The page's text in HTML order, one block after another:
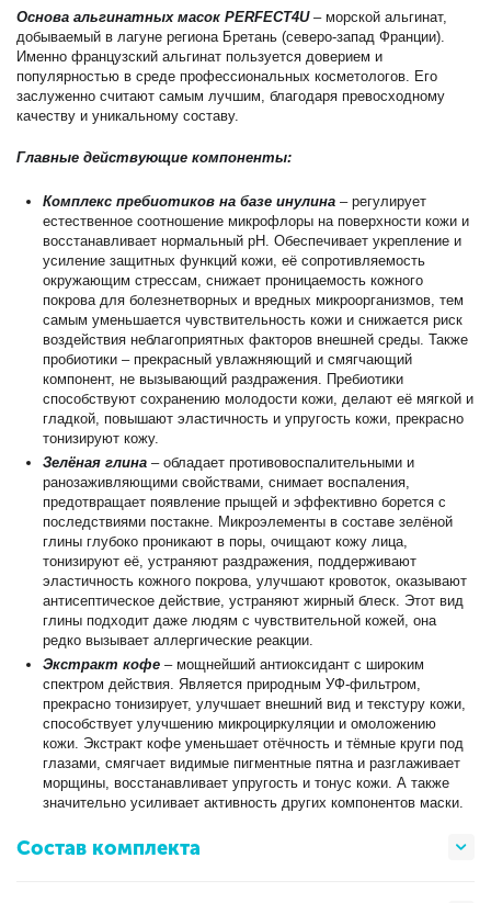
Основа альгинатных масок PERFECT4U– морской альгинат,
добываемый в лагуне региона Бретань (северо-запад Франции).
Именно французский альгинат пользуется доверием и
популярностью в среде профессиональных косметологов. Его
заслуженно считают самым лучшим, благодаря превосходному
качеству и уникальному составу.
Главные действующие компоненты:
Комплекс пребиотиков на базе инулина – регулирует
естественное соотношение микрофлоры на поверхности кожи и
восстанавливает нормальный рН. Обеспечивает укрепление и
усиление защитных функций кожи, её сопротивляемость
окружающим стрессам, снижает проницаемость кожного
покрова для болезнетворных и вредных микроорганизмов, тем
самым уменьшается чувствительность кожи и снижается риск
воздействия неблагоприятных факторов внешней среды. Также
пробиотики – прекрасный увлажняющий и смягчающий
компонент, не вызывающий раздражения. Пребиотики
способствуют сохранению молодости кожи, делают её мягкой и
гладкой, повышают эластичность и упругость кожи, прекрасно
тонизируют кожу.
Зелёная глина – обладает противовоспалительными и
ранозаживляющими свойствами, снимает воспаления,
предотвращает появление прыщей и эффективно борется с
последствиями постакне. Микроэлементы в составе зелёной
глины глубоко проникают в поры, очищают кожу лица,
тонизируют её, устраняют раздражения, поддерживают
эластичность кожного покрова, улучшают кровоток, оказывают
антисептическое действие, устраняют жирный блеск. Этот вид
глины подходит даже людям с чувствительной кожей, она
редко вызывает аллергические реакции.
Экстракт кофе – мощнейший антиоксидант с широким
спектром действия. Является природным УФ-фильтром,
прекрасно тонизирует, улучшает внешний вид и текстуру кожи,
способствует улучшению микроциркуляции и омоложению
кожи. Экстракт кофе уменьшает отёчность и тёмные круги под
глазами, смягчает видимые пигментные пятна и разглаживает
морщины, восстанавливает упругость и тонус кожи. А также
значительно усиливает активность других компонентов маски.
Состав комплекта